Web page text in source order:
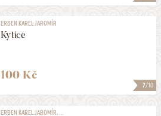
7/10
ERBEN KAREL JAROMÍR
Kytice
100 Kč
ERBEN KAREL JAROMÍR, ...